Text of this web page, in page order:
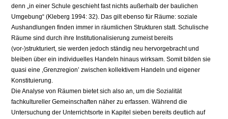
denn „in einer Schule geschieht fast nichts außerhalb der baulichen
Umgebung“ (Kleberg 1994: 32). Das gilt ebenso für Räume: soziale
Aushandlungen finden immer in räumlichen Strukturen statt. Schulische
Räume sind durch ihre Institutionalisierung zumeist bereits
(vor-)strukturiert, sie werden jedoch ständig neu hervorgebracht und
bleiben über ein individuelles Handeln hinaus wirksam. Somit bilden sie
quasi eine ,Grenzregion’ zwischen kollektivem Handeln und eigener
Konstituierung.
Die Analyse von Räumen bietet sich also an, um die Sozialität
fachkultureller Gemeinschaften näher zu erfassen. Während die
Untersuchung der Unterrichtsorte in Kapitel sieben bereits deutlich auf